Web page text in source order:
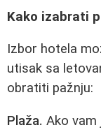
Kako izabrati
Izbor hotela
utisak sa
obratiti pažnju:
Plaža. Ako